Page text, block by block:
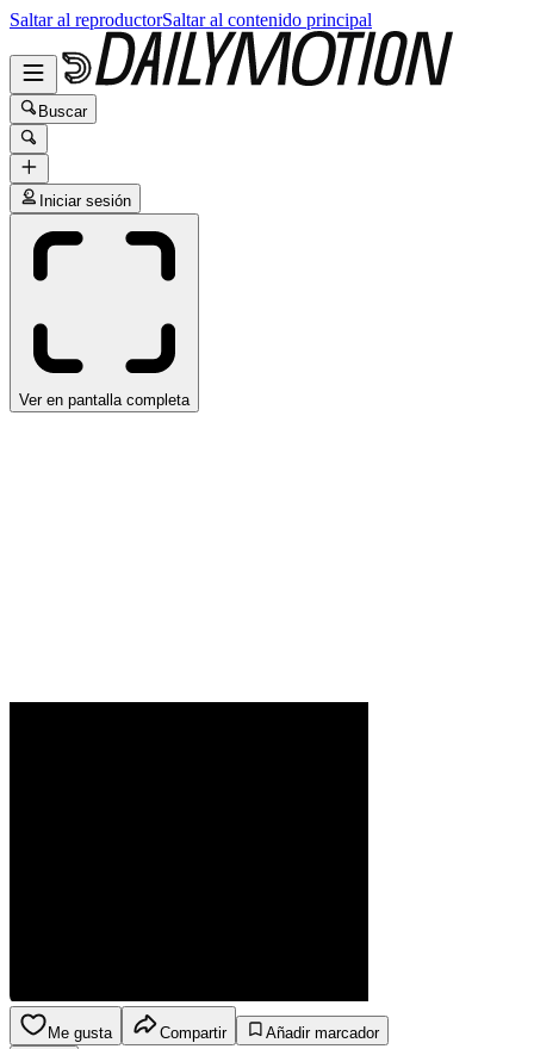
Saltar al reproductorSaltar al contenido principal
Buscar
Iniciar sesión
Ver en pantalla completa
Me gusta Compartir
Añadir marcador